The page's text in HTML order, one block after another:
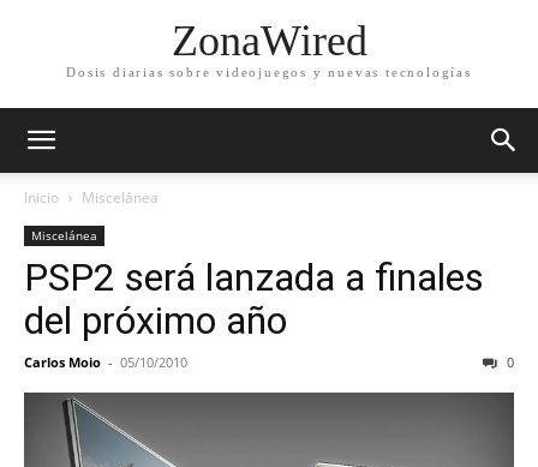
ZonaWired
Dosis diarias sobre videojuegos y nuevas tecnologías
Inicio Miscelánea
Miscelánea
PSP2 será lanzada a finales
del próximo año
Carlos Moio - 05/10/2010 0